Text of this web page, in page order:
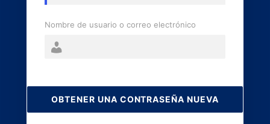
perdida
Nombre de usuario o correo electrónico